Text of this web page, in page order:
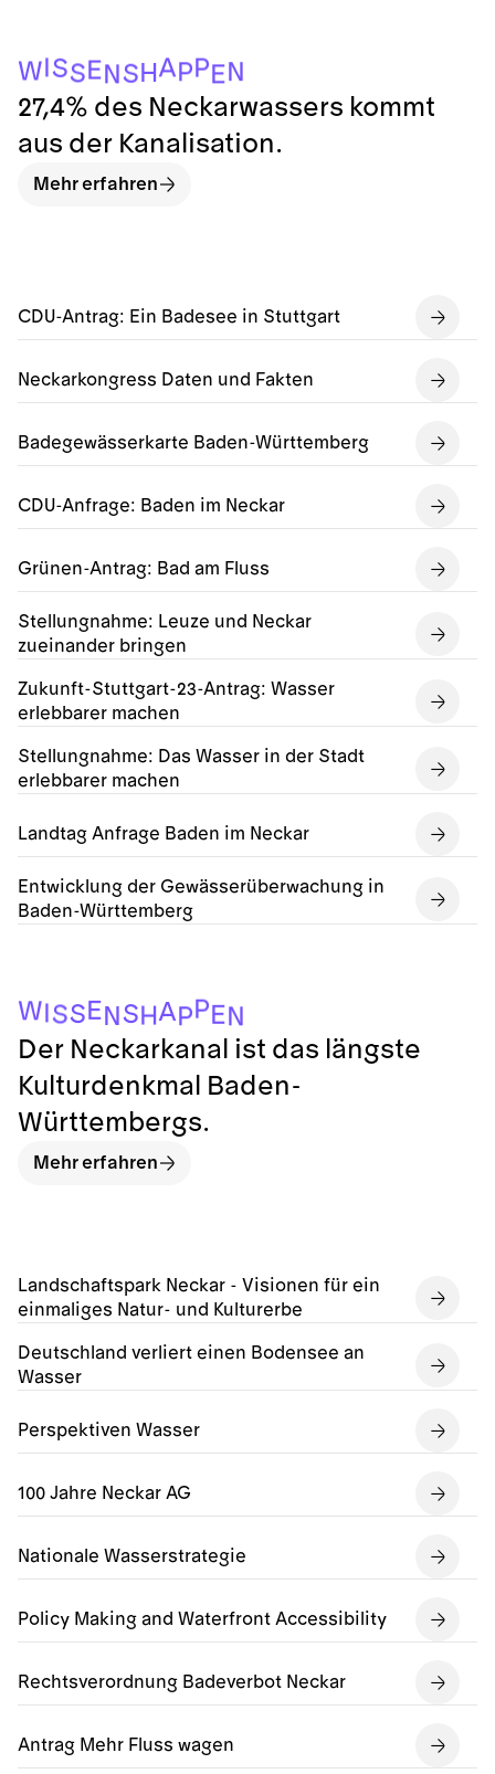
CDU-Antrag: Ein Badesee in Stuttgart
Neckarkongress Daten und Fakten
Badegewässerkarte Baden-Württemberg
CDU-Anfrage: Baden im Neckar
Grünen-Antrag: Bad am Fluss
Stellungnahme: Leuze und Neckar
zueinander bringen
Zukunft-Stuttgart-23-Antrag: Wasser
erlebbarer machen
Stellungnahme: Das Wasser in der Stadt
erlebbarer machen
Landtag Anfrage Baden im Neckar
Entwicklung der Gewässerüberwachung in
Baden-Württemberg
Landschaftspark Neckar - Visionen für ein
einmaliges Natur- und Kulturerbe
Deutschland verliert einen Bodensee an
Wasser
Perspektiven Wasser
100 Jahre Neckar AG
Nationale Wasserstrategie
Policy Making and Waterfront Accessibility
Rechtsverordnung Badeverbot Neckar
Antrag Mehr Fluss wagen
WISSENSHAPP
EN
27,4% des Neckarwassers kommt
aus der Kanalisation.
Mehr erfahren
W SSENSHAP
PEN
Der Neckarkanal ist das längste
Kulturdenkmal Baden-
Württembergs.
Mehr erfahren